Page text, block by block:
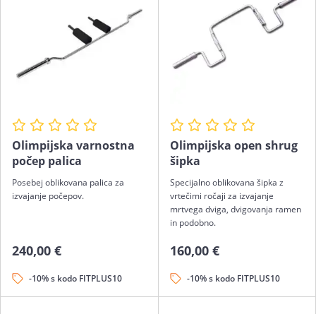
Olimpijska varnostna
počep palica
Posebej oblikovana palica za
izvajanje počepov.
240,00 €
-10% s kodo FITPLUS10
Olimpijska open shrug
šipka
Specijalno oblikovana šipka z
vrtečimi ročaji za izvajanje
mrtvega dviga, dvigovanja ramen
in podobno.
160,00 €
-10% s kodo FITPLUS10